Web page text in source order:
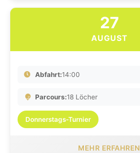
27
AUGUST
Abfahrt:14:00
Parcours:18 Löcher
Donnerstags-Turnier
MEHR ERFAHREN